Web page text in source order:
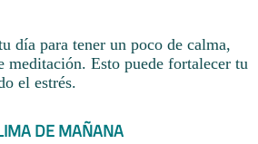
día para tener un poco de calma,
meditación. Esto puede fortalecer tu
el estrés.
DE MAÑANA